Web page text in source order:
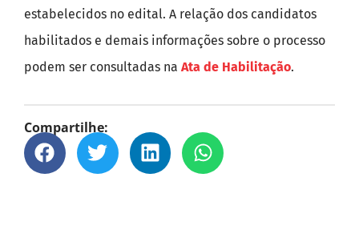
estabelecidos no edital. A relação dos candidatos
habilitados e demais informações sobre o processo
podem ser consultadas na Ata de Habilitação.
Compartilhe: